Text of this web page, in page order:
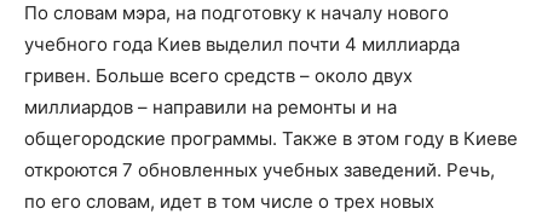
По словам мэра, на подготовку к началу нового
учебного года Киев выделил почти 4 миллиарда
гривен. Больше всего средств – около двух
миллиардов – направили на ремонты и на
общегородские программы. Также в этом году в Киеве
откроются 7 обновленных учебных заведений. Речь,
по его словам, идет в том числе о трех новых